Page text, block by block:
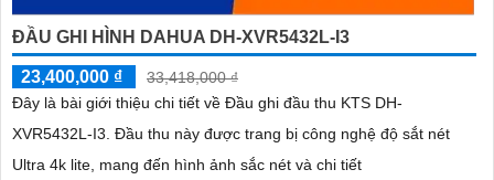
ĐẦU GHI HÌNH DAHUA DH-XVR5432L-I3
23,400,000 ₫
33,418,000 ₫
Đây là bài giới thiệu chi tiết về Đầu ghi đầu thu KTS DH-
XVR5432L-I3. Đầu thu này được trang bị công nghệ độ sắt nét
Ultra 4k lite, mang đến hình ảnh sắc nét và chi tiết